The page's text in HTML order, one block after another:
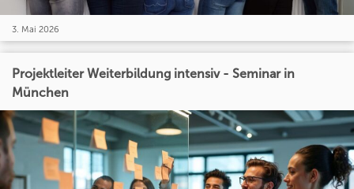
3. Mai 2026
Projektleiter Weiterbildung intensiv - Seminar in
München